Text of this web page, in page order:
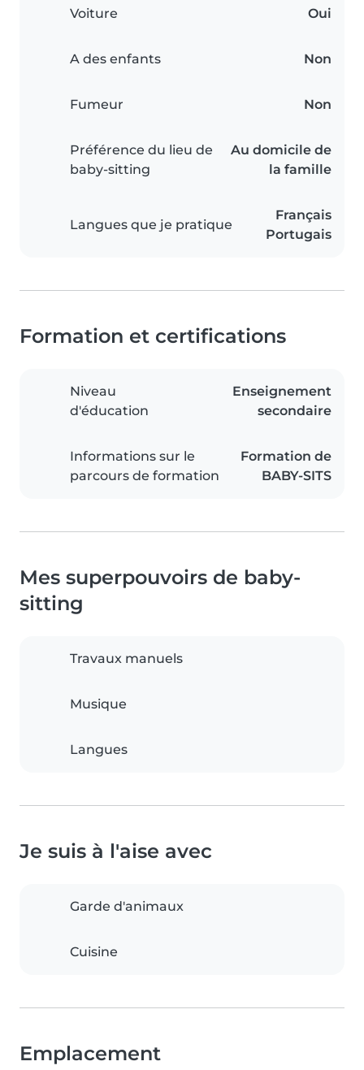
Voiture Oui
A des enfants Non
Fumeur Non
Préférence du lieu de
baby-sitting
Au domicile de
la famille
Langues que je pratique
Français
Portugais
Formation et certifications
Niveau
d'éducation
Enseignement
secondaire
Informations sur le
parcours de formation
Formation de
BABY-SITS
Mes superpouvoirs de baby-
sitting
Travaux manuels
Musique
Langues
Je suis à l'aise avec
Garde d'animaux
Cuisine
Emplacement